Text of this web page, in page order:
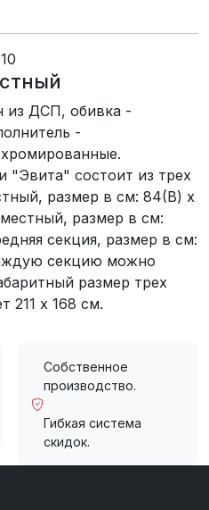
из ДСП, обивка -
-
"Эвита" состоит из трех
размер в см: 84(В) х
размер в см:
секция, размер в см:
секцию можно
размер трех
211 х 168 см.
Собственное
производство.
Гибкая система
скидок.